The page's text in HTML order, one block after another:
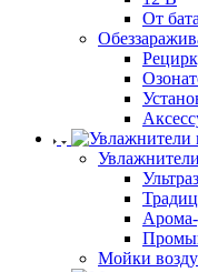
От
Увлажнители
Мойки